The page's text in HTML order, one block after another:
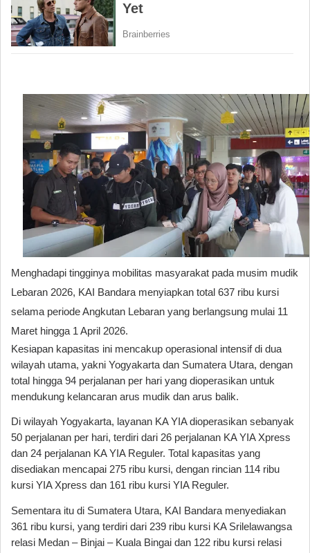
Menghadapi tingginya mobilitas masyarakat pada musim mudik
Lebaran 2026, KAI Bandara menyiapkan total 637 ribu kursi
selama periode Angkutan Lebaran yang berlangsung mulai 11
Maret hingga 1 April 2026.
Kesiapan kapasitas ini mencakup operasional intensif di dua
wilayah utama, yakni Yogyakarta dan Sumatera Utara, dengan
total hingga 94 perjalanan per hari yang dioperasikan untuk
mendukung kelancaran arus mudik dan arus balik.
Di wilayah Yogyakarta, layanan KA YIA dioperasikan sebanyak
50 perjalanan per hari, terdiri dari 26 perjalanan KA YIA Xpress
dan 24 perjalanan KA YIA Reguler. Total kapasitas yang
disediakan mencapai 275 ribu kursi, dengan rincian 114 ribu
kursi YIA Xpress dan 161 ribu kursi YIA Reguler.
Sementara itu di Sumatera Utara, KAI Bandara menyediakan
361 ribu kursi, yang terdiri dari 239 ribu kursi KA Srilelawangsa
relasi Medan – Binjai – Kuala Bingai dan 122 ribu kursi relasi